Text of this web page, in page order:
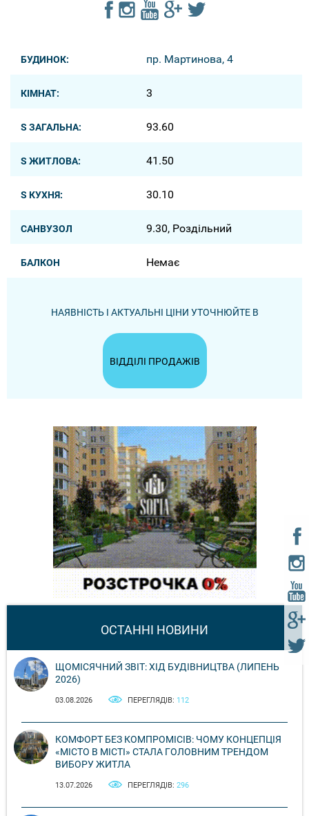
БУДИНОК: пр. Мартинова, 4
КІМНАТ: 3
S ЗАГАЛЬНА: 93.60
S ЖИТЛОВА: 41.50
S КУХНЯ: 30.10
САНВУЗОЛ 9.30, Роздільний
БАЛКОН Немає
НАЯВНІСТЬ І АКТУАЛЬНІ ЦІНИ УТОЧНЮЙТЕ В
ВІДДІЛІ ПРОДАЖІВ
ОСТАННІ НОВИНИ
ЩОМІСЯЧНИЙ ЗВІТ: ХІД БУДІВНИЦТВА (ЛИПЕНЬ
2026)
03.08.2026 ПЕРЕГЛЯДІВ: 112
КОМФОРТ БЕЗ КОМПРОМІСІВ: ЧОМУ КОНЦЕПЦІЯ
«МІСТО В МІСТІ» СТАЛА ГОЛОВНИМ ТРЕНДОМ
ВИБОРУ ЖИТЛА
13.07.2026 ПЕРЕГЛЯДІВ: 296